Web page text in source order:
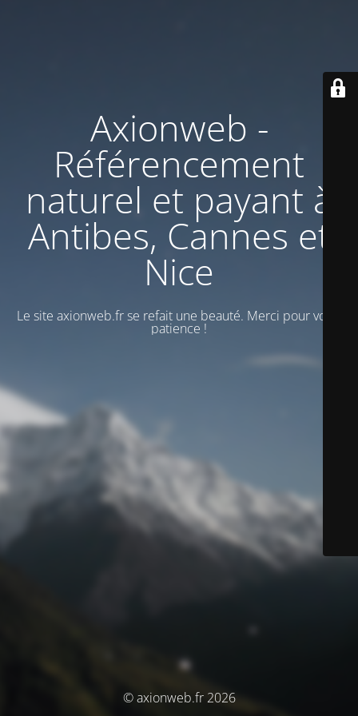
Axionweb -
Référencement
naturel et payant à
Antibes, Cannes et
Nice
Le site axionweb.fr se refait une beauté. Merci pour votre
patience !
© axionweb.fr 2026